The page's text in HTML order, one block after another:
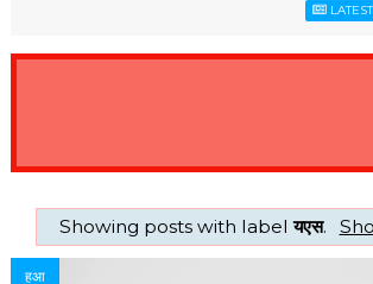
LATEST
Showing posts with labelयएस.
हआ